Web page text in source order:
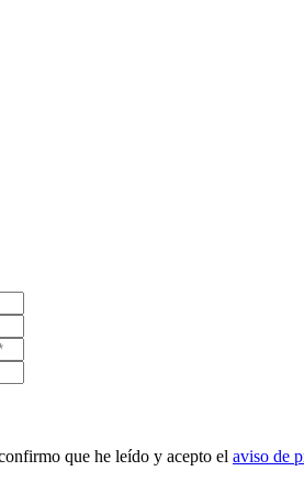
que he leído y acepto el aviso de